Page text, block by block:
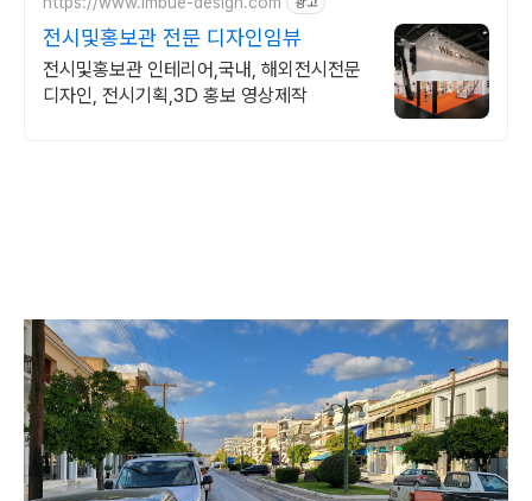
전시및홍보관 전문 디자인임뷰
전시및홍보관 인테리어,국내, 해외전시전문
디자인, 전시기획,3D 홍보 영상제작